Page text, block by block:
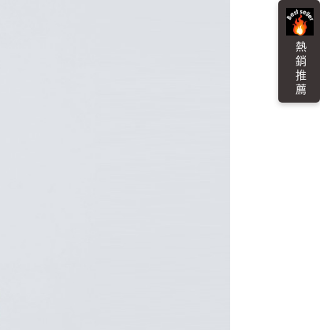
熱 銷 推 薦
本公司後，依約使用本公司帳單繳交帳款。
「大哥付你分期」之契約關係目的，商店將以您的個人
或地址）提供予台灣大哥大進項蒐集、處理及利
進行分期帳單所需資料之確認、核對及更正。
請詳閱以下連結：
。
「AFTEE先享後付 」之結帳頁面顯示為準，若有關於
後需取消欲退款等相關疑問，請聯繫「AFTEE先享後
份有限公司提供之「AFTEE先享後付」服務完成之
必要範圍內提供個人資料，並將交易相關給付款項請
股份有限公司。
理事宜，請瀏覽以下網址：
#terms3
請事先徵得法定代理人或監護人之同意方可使用
，若未經同意申辦者引起之損失，本公司不負相關責
享後付」時，將依據個別帳號之用戶狀況，依本公司
上限額度；若仍有額度不足之情形，本公司將視審查
份認證。
個帳號或使用他人資訊註冊。若發現惡意使用之情
限公司將有權停止該用戶之使用額度並採取法律行
含以上)免運費
含以上)免運費
含以上)免運費
含以上)免運費
含以上)免運費